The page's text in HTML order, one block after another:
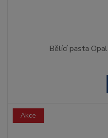
Bělící pasta
Akce